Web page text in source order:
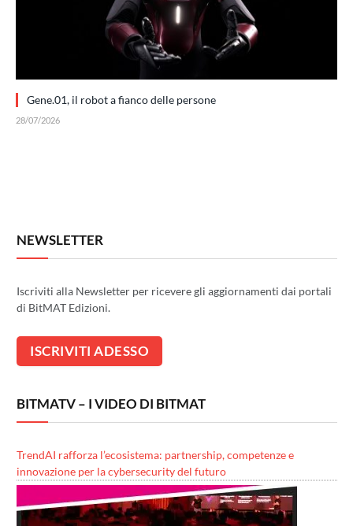
Gene.01, il robot a fianco delle persone
28/07/2026
NEWSLETTER
Iscriviti alla Newsletter per ricevere gli aggiornamenti dai portali
di BitMAT Edizioni.
BITMATV – I VIDEO DI BITMAT
TrendAI rafforza l’ecosistema: partnership, competenze e
innovazione per la cybersecurity del futuro